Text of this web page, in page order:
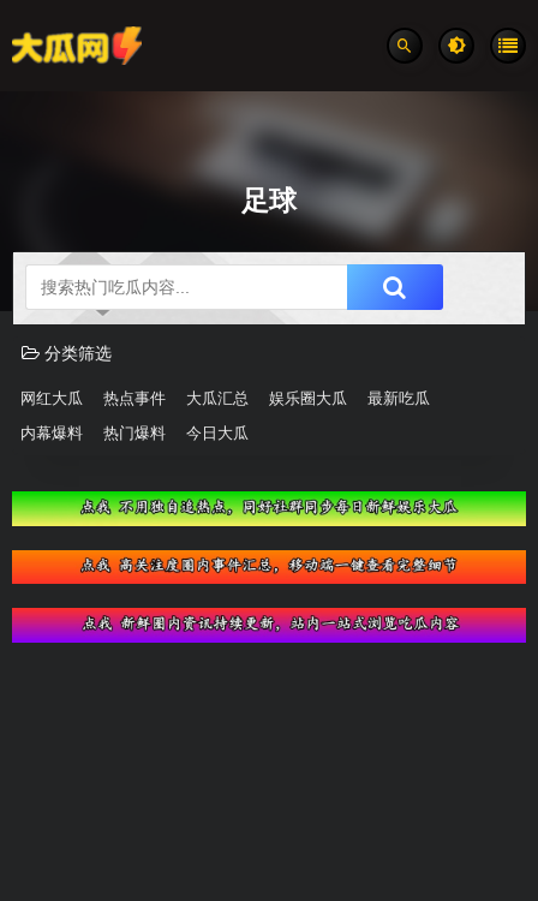
足球
吃瓜分类速览
分类筛选
网红大瓜 热点事件 大瓜汇总 娱乐圈大瓜 最新吃瓜
内幕爆料 热门爆料 今日大瓜